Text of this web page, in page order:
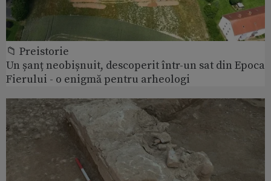
📁 Preistorie
Un șanț neobișnuit, descoperit într-un sat din Epoca
Fierului - o enigmă pentru arheologi